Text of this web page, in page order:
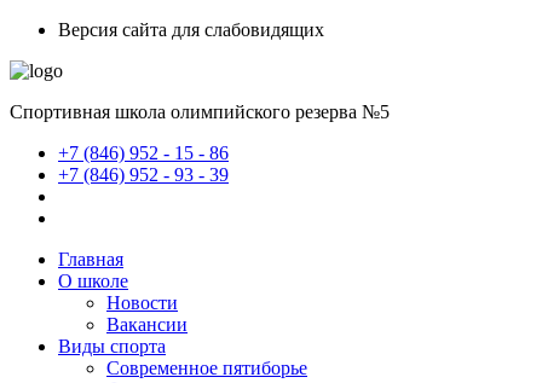
Версия сайта для слабовидящих
Спортивная школа олимпийского резерва №5
+7 (846) 952 - 15 - 86
+7 (846) 952 - 93 - 39
Главная
О школе
Новости
Вакансии
Виды спорта
Современное пятиборье